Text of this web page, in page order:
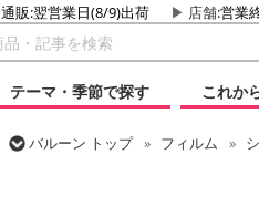
通販:翌営業日(8/9)出荷 店舗:営業
テーマ・季節で探す
これか
バルーン トップ フィルム